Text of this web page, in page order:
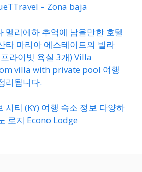
– Zona baja
멜리에하 추억에 남을만한 호텔
타 마리아 에스테이트의 빌라
라이빗 욕실 3개) Villa
villa with private pool 여행
리됩니다.
시티 (KY) 여행 숙소 정보 다양하
로지 Econo Lodge